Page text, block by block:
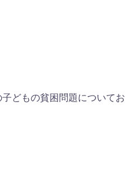
どもの貧困問題についてお